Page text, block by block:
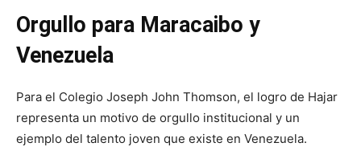
Orgullo para Maracaibo y
Venezuela
Para el Colegio Joseph John Thomson, el logro de Hajar
representa un motivo de orgullo institucional y un
ejemplo del talento joven que existe en Venezuela.